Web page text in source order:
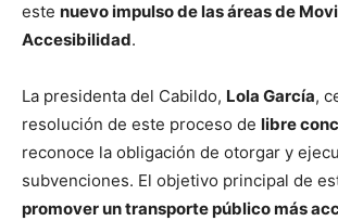
este nuevo impulso de las áreas de
Accesibilidad.
La presidenta del Cabildo, Lola García,
resolución de este proceso de libre
reconoce la obligación de otorgar y
subvenciones. El objetivo principal de
promover un transporte público más